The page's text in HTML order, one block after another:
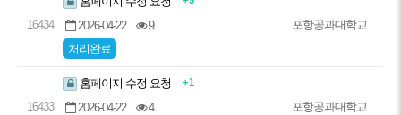
16434 2026-04-22
9
처리완료
포항공과대학교
16433
홈페이지 수정 요청 + 1
2026-04-22
4
포항공과대학교